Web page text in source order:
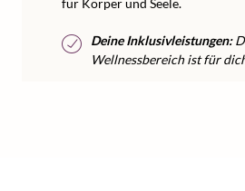
für Körper und Seele.
Deine Inklusivleistungen:
Wellnessbereich ist für